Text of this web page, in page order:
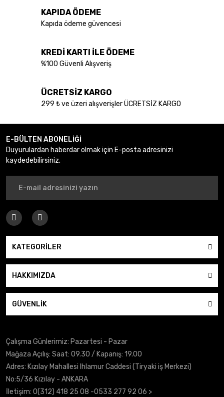
KAPIDA ÖDEME
Kapıda ödeme güvencesi
KREDİ KARTI İLE ÖDEME
%100 Güvenli Alışveriş
ÜCRETSİZ KARGO
299 ₺ ve üzeri alışverişler ÜCRETSİZ KARGO
E-BÜLTEN ABONELİĞİ
Duyurulardan haberdar olmak için E-posta adresinizi
kaydedebilirsiniz.
KATEGORİLER
HAKKIMIZDA
GÜVENLİK
Çalışma Günlerimiz: Pazartesi - Pazar
Mağaza Açılış: Saat: 09.30 / Kapanış: 19.00
Adres: Kızılay Mahallesi Ihlamur Caddesi (Tiryaki iş Merkezi)
No:5/36 Kızılay - ANKARA
İletişim: 0(312) 418 25 08 -0533 277 92 06 >